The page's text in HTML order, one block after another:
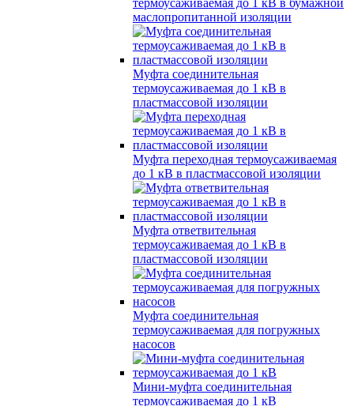
термоусаживаемая до 1 кВ в бумажной
маслопропитанной изоляции
Муфта соединительная
термоусаживаемая до 1 кВ в
пластмассовой изоляции
Муфта переходная термоусаживаемая
до 1 кВ в пластмассовой изоляции
Муфта ответвительная
термоусаживаемая до 1 кВ в
пластмассовой изоляции
Муфта соединительная
термоусаживаемая для погружных
насосов
Мини-муфта соединительная
термоусаживаемая до 1 кВ